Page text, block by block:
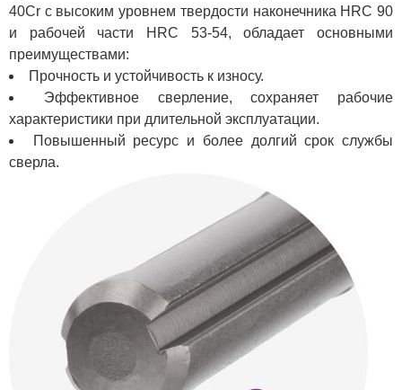
40Cr с высоким уровнем твердости наконечника HRC 90
и рабочей части HRC 53-54, обладает основными
преимуществами:
Прочность и устойчивость к износу.
Эффективное сверление, сохраняет рабочие
характеристики при длительной эксплуатации.
Повышенный ресурс и более долгий срок службы
сверла.